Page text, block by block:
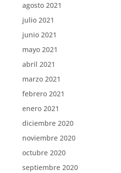
agosto 2021
julio 2021
junio 2021
mayo 2021
abril 2021
marzo 2021
febrero 2021
enero 2021
diciembre 2020
noviembre 2020
octubre 2020
septiembre 2020